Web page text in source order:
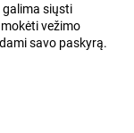
galima siųsti
vežimo
savo paskyrą.